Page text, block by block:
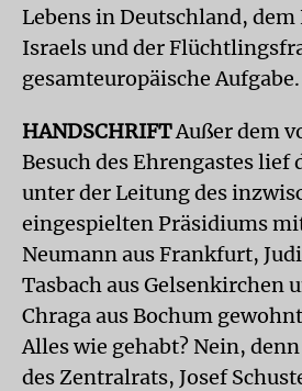
Lebens in Deutschland,
Israels und der
gesamteuropäische Aufgabe.
HANDSCHRIFTAußer dem
Besuch des Ehrengastes lief
unter der Leitung des
eingespielten Präsidiums
Neumann aus Frankfurt,
Tasbach aus Gelsenkirchen
Chraga aus Bochum
Alles wie gehabt? Nein,
des Zentralrats, Josef